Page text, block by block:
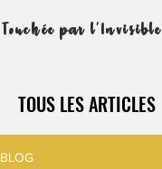
Touchée par l'Invisible
TOUS LES ARTICLES
BLOG